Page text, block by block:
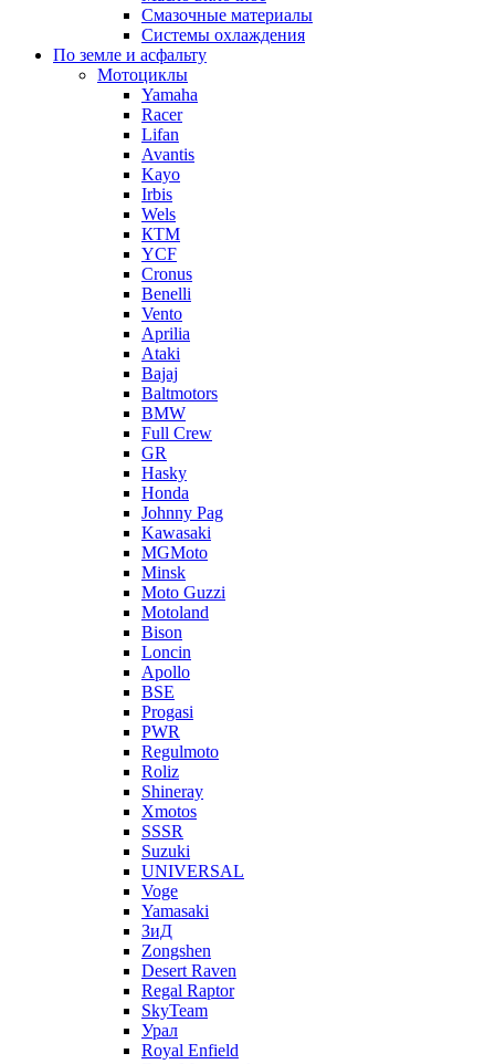
Смазочные материалы
Системы охлаждения
По земле и асфальту
Мотоциклы
Yamaha
Racer
Lifan
Avantis
Kayo
Irbis
Wels
КТМ
YCF
Cronus
Benelli
Vento
Aprilia
Ataki
Bajaj
Baltmotors
BMW
Full Crew
GR
Hasky
Honda
Johnny Pag
Kawasaki
MGMoto
Minsk
Moto Guzzi
Motoland
Bison
Loncin
Apollo
BSE
Progasi
PWR
Regulmoto
Roliz
Shineray
Xmotos
SSSR
Suzuki
UNIVERSAL
Voge
Yamasaki
ЗиД
Zongshen
Desert Raven
Regal Raptor
SkyTeam
Урал
Royal Enfield